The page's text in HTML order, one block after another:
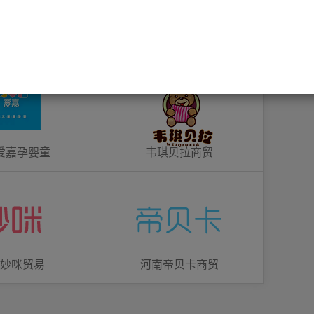
嘉孕婴童 韦琪贝拉商贸
妙咪贸易 河南帝贝卡商贸